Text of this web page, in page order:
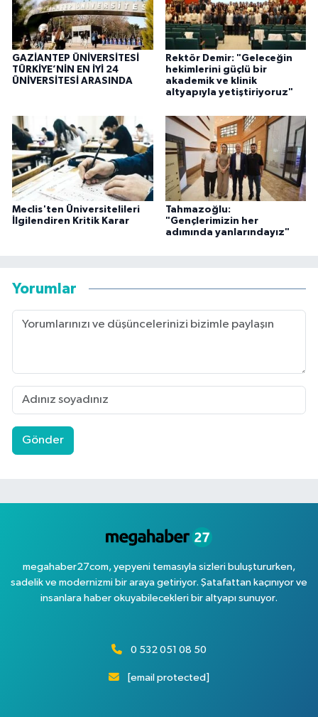
GAZİANTEP ÜNİVERSİTESİ
TÜRKİYE’NİN EN İYİ 24
ÜNİVERSİTESİ ARASINDA
Rektör Demir: "Geleceğin
hekimlerini güçlü bir
akademik ve klinik
altyapıyla yetiştiriyoruz"
Meclis'ten Üniversitelileri
İlgilendiren Kritik Karar
Tahmazoğlu:
"Gençlerimizin her
adımında yanlarındayız"
Yorumlar
Gönder
megahaber27com, yepyeni temasıyla sizleri buluştururken,
sadelik ve modernizmi bir araya getiriyor. Şatafattan kaçınıyor ve
insanlara haber okuyabilecekleri bir altyapı sunuyor.
0 532 051 08 50
[email protected]